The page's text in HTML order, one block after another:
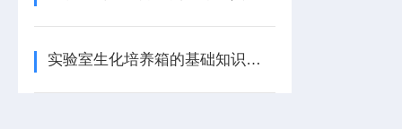
实验室生化培养箱的基础知识说明